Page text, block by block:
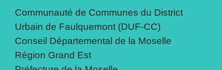
Communauté de Communes du District
Urbain de Faulquemont (DUF-CC)
Conseil Départemental de la Moselle
Région Grand Est